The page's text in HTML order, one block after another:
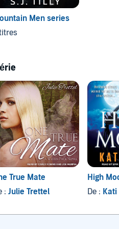
Men series
True Mate
: Julie Trettel
High
De : Kati